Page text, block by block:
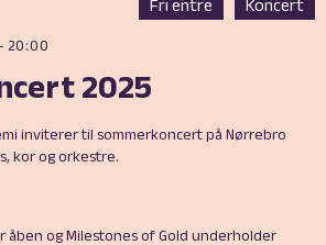
20:00
Fri entre Koncert
2025
inviterer til sommerkoncert på Nørrebro
kor og orkestre.
åben og Milestones of Gold underholder